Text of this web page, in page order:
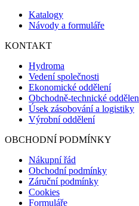
Katalogy
Návody a formuláře
KONTAKT
Hydroma
Vedení společnosti
Ekonomické oddělení
Obchodně-technické
Úsek zásobování a logistiky
Výrobní oddělení
OBCHODNÍ PODMÍNKY
Nákupní řád
Obchodní podmínky
Záruční podmínky
Cookies
Formuláře